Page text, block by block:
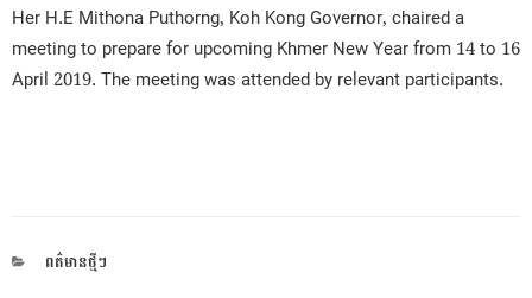
Her H.E Mithona Puthorng, Koh Kong Governor, chaired a
meeting to prepare for upcoming Khmer New Year from 14 to 16
April 2019. The meeting was attended by relevant participants.
CATEGORIES
ពត៌មានថ្មីៗ